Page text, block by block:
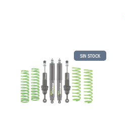
SIN STOCK